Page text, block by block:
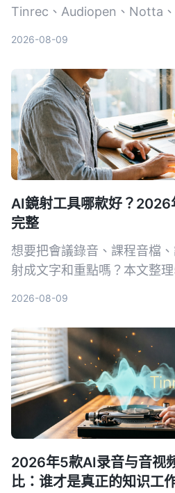
Tinrec、Audiopen、Notta
這篇都會幫你找到最適合的
2026-08-09
AI鏡射工具哪款好？
完整
想要把會議錄音、課程音檔
射成文字和重點嗎？本文整
2026-08-09
2026年5款AI录音与音视
比：谁才是真正的知识工